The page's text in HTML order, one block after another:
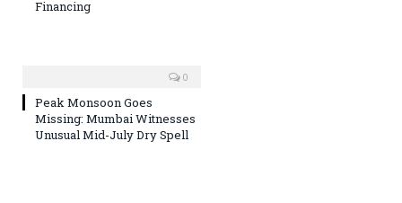
Financing
0
Peak Monsoon Goes
Missing: Mumbai Witnesses
Unusual Mid-July Dry Spell